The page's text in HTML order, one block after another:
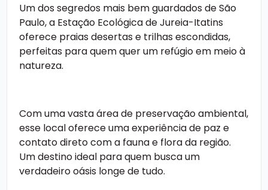
Um dos segredos mais bem guardados de São
Paulo, a Estação Ecológica de Jureia-Itatins
oferece praias desertas e trilhas escondidas,
perfeitas para quem quer um refúgio em meio à
natureza.
Com uma vasta área de preservação ambiental,
esse local oferece uma experiência de paz e
contato direto com a fauna e flora da região.
Um destino ideal para quem busca um
verdadeiro oásis longe de tudo.